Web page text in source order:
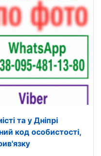
та у Дніпрі
код особистості,